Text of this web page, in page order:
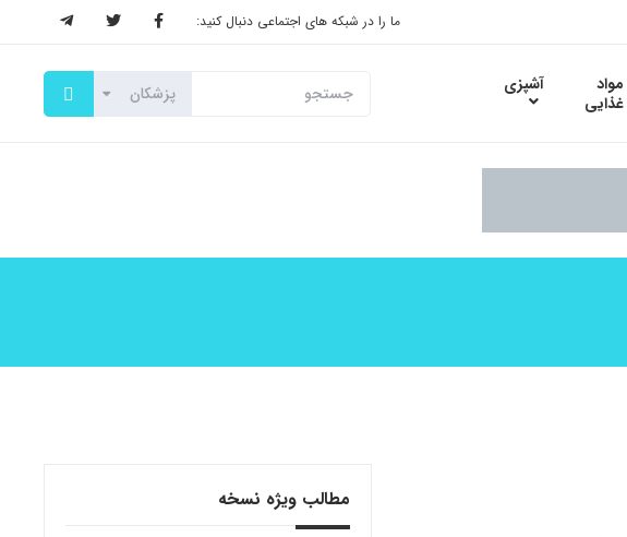
ما را در شبکه های اجتماعی دنبال کنید:
مواد
غذایی
آشپزی
مطالب ویژه نسخه